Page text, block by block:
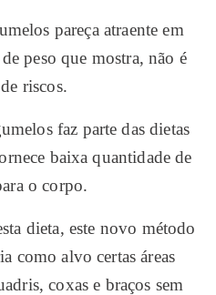
pareça atraente em
peso que mostra, não é
riscos.
faz parte das dietas
baixa quantidade de
o corpo.
dieta, este novo método
como alvo certas áreas
coxas e braços sem